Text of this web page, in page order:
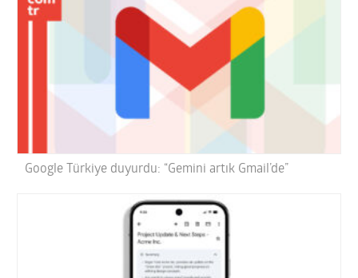
Google Türkiye duyurdu: “Gemini artık Gmail’de”